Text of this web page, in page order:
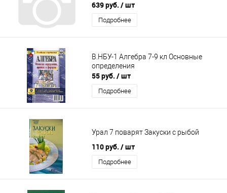
639 руб. / шт
Подробнее
В.НБУ-1 Алгебра 7-9 кл Основные
определения
55 руб. / шт
Подробнее
Урал 7 поварят Закуски с рыбой
110 руб. / шт
Подробнее